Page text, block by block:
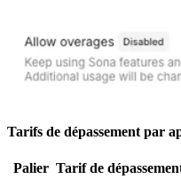
Tarifs de dépassement par
Palier Tarif de